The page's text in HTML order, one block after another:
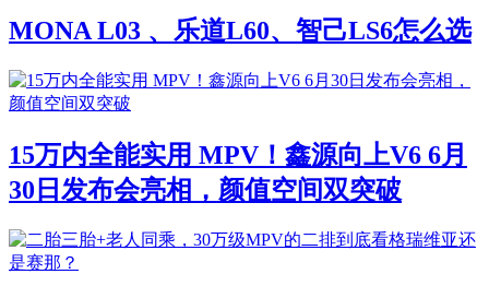
MONA L03 、乐道L60、智己LS6怎么选
15万内全能实用 MPV！鑫源向上V6 6月
30日发布会亮相，颜值空间双突破